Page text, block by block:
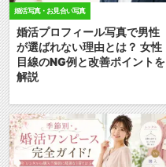
婚活写真・お見合い写真
婚活プロフィール写真で男性
が選ばれない理由とは？ 女性
目線のNG例と改善ポイントを
解説